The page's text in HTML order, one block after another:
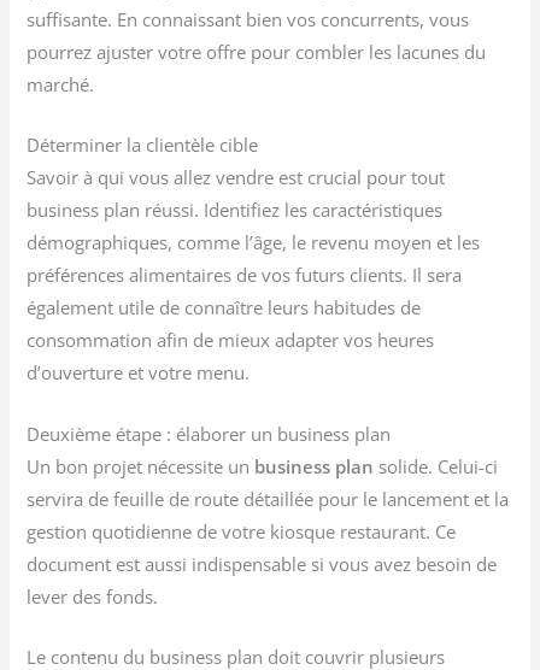
suffisante. En connaissant bien vos concurrents, vous
pourrez ajuster votre offre pour combler les lacunes du
marché.
Déterminer la clientèle cible
Savoir à qui vous allez vendre est crucial pour tout
business plan réussi. Identifiez les caractéristiques
démographiques, comme l’âge, le revenu moyen et les
préférences alimentaires de vos futurs clients. Il sera
également utile de connaître leurs habitudes de
consommation afin de mieux adapter vos heures
d’ouverture et votre menu.
Deuxième étape : élaborer un business plan
Un bon projet nécessite un business plan solide. Celui-ci
servira de feuille de route détaillée pour le lancement et la
gestion quotidienne de votre kiosque restaurant. Ce
document est aussi indispensable si vous avez besoin de
lever des fonds.
Le contenu du business plan doit couvrir plusieurs